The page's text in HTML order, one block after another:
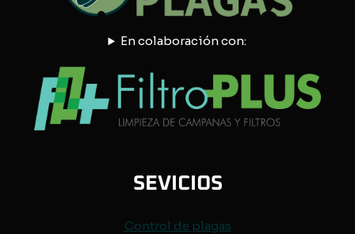
En colaboración con:
SEVICIOS
Control de plagas